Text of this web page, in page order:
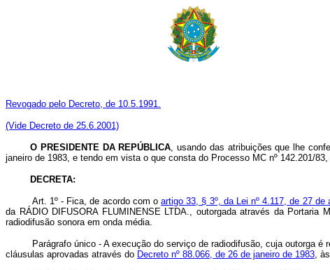
Revogado pelo Decreto, de 10.5.1991.
(Vide Decreto de 25.6.2001)
O PRESIDENTE DA REPÚBLICA, usando das atribuições que lhe
janeiro de 1983, e tendo em vista o que consta do Processo MC nº 142.201/83,
DECRETA:
Art. 1º - Fica, de acordo com oartigo 33, § 3º, da Lei nº 4.117, de 27 de
da RÁDIO DIFUSORA FLUMINENSE LTDA., outorgada através da
radiodifusão sonora em onda média.
Parágrafo único - A execução do serviço de radiodifusão, cuja outorga
cláusulas aprovadas através do Decreto nº 88.066, de 26 de janeiro de 1983,